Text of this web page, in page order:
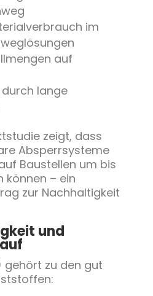
im
auf
lange
zeigt, dass
Absperrsysteme
Baustellen um bis
können – ein
zur Nachhaltigkeit
und
gehört zu den gut